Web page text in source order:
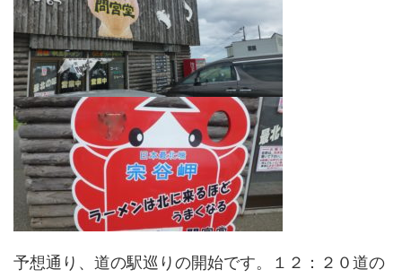
予想通り、道の駅巡りの開始です。１２：２０道の